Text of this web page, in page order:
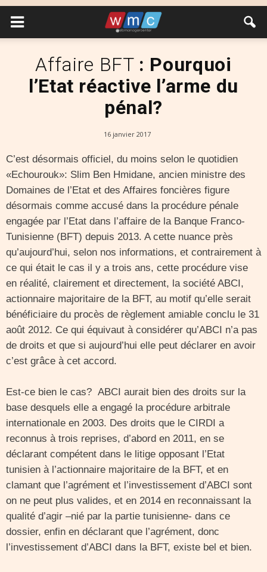
Affaire BFT : Pourquoi
l’Etat réactive l’arme du
pénal?
16 janvier 2017
C’est désormais officiel, du moins selon le quotidien
«Echourouk»: Slim Ben Hmidane, ancien ministre des
Domaines de l’Etat et des Affaires foncières figure
désormais comme accusé dans la procédure pénale
engagée par l’Etat dans l’affaire de la Banque Franco-
Tunisienne (BFT) depuis 2013. A cette nuance près
qu’aujourd’hui, selon nos informations, et contrairement à
ce qui était le cas il y a trois ans, cette procédure vise
en réalité, clairement et directement, la société ABCI,
actionnaire majoritaire de la BFT, au motif qu’elle serait
bénéficiaire du procès de règlement amiable conclu le 31
août 2012. Ce qui équivaut à considérer qu’ABCI n’a pas
de droits et que si aujourd’hui elle peut déclarer en avoir
c’est grâce à cet accord.
Est-ce bien le cas? ABCI aurait bien des droits sur la
base desquels elle a engagé la procédure arbitrale
internationale en 2003. Des droits que le CIRDI a
reconnus à trois reprises, d’abord en 2011, en se
déclarant compétent dans le litige opposant l’Etat
tunisien à l’actionnaire majoritaire de la BFT, et en
clamant que l’agrément et l’investissement d’ABCI sont
on ne peut plus valides, et en 2014 en reconnaissant la
qualité d’agir –nié par la partie tunisienne- dans ce
dossier, enfin en déclarant que l’agrément, donc
l’investissement d’ABCI dans la BFT, existe bel et bien.